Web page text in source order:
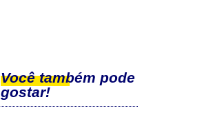
Você também pode
gostar!